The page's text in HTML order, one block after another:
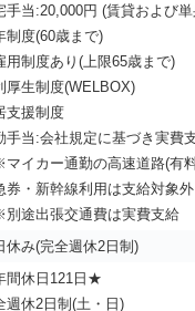
手当:20,000円 (賃貸および
制度(60歳まで)
用制度あり(上限65歳まで)
厚生制度(WELBOX)
支援制度
手当:会社規定に基づき実費
イカー通勤の高速道路(有
券・新幹線利用は支給対象外
途出張交通費は実費支給
休み(完全週休2日制)
間休日121日★
週休2日制(土・日)